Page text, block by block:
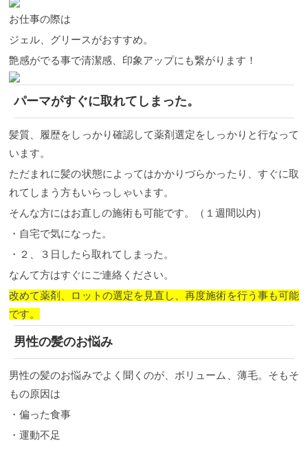
お仕事の際は
ジェル、グリースがおすすめ。
艶感がでる事で清潔感、印象アップにも繋がります！
パーマがすぐに取れてしまった。
髪質、履歴をしっかり確認して薬剤選定をしっかりと行なって
います。
ただまれに髪の状態によってはかかりづらかったり、すぐに取
れてしまう方もいらっしゃいます。
そんな方にはお直しの施術も可能です。（１週間以内）
・自宅で気になった。
・２、３日したら取れてしまった。
なんて方はすぐにご連絡ください。
改めて薬剤、ロットの選定を見直し、再度施術を行う事も可能
です。
男性の髪のお悩み
男性の髪のお悩みでよく聞くのが、ボリューム、薄毛。そもそ
もの原因は
・偏った食事
・運動不足